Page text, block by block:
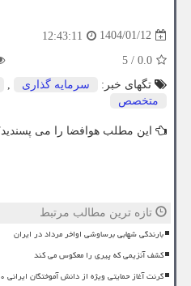
1404/01/12
12:43:11
0.0
/
5
تگهای خبر:
سرمایه گذاری ,
متخصص
این مطلب هوافضا را می
تازه ترین مطالب مرتبط
بارندگی شهابی برساوشی اواخر مرداد در ایران
کشف آنزیمی که پیری را معکوس می کند
گرنت آغاز حمایتی ویژه از دانش آموختگان ایرانی ۲۰۰ دانشگاه برتر جهان